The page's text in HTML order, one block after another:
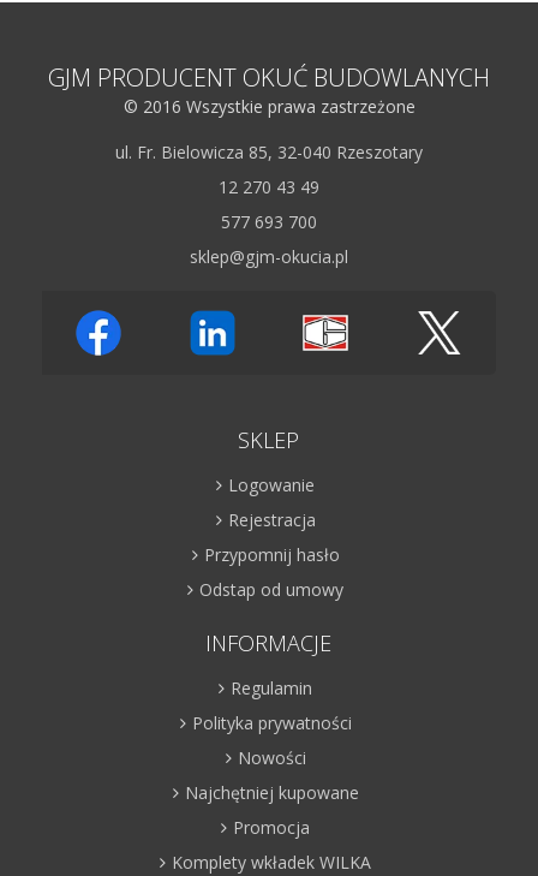
GJM PRODUCENT OKUĆ BUDOWLANYCH
© 2016 Wszystkie prawa zastrzeżone
ul. Fr. Bielowicza 85, 32-040 Rzeszotary
12 270 43 49
577 693 700
sklep@gjm-okucia.pl
SKLEP
Logowanie
Rejestracja
Przypomnij hasło
Odstap od umowy
INFORMACJE
Regulamin
Polityka prywatności
Nowości
Najchętniej kupowane
Promocja
Komplety wkładek WILKA